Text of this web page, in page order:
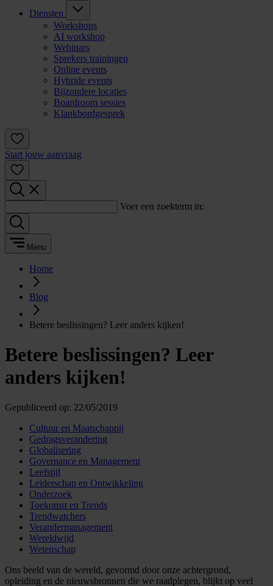
Diensten
Workshops
AI workshop
Webinars
Sprekers trainingen
Online events
Hybride events
Bijzondere locaties
Boardroom sessies
Klankbordgesprek
Start jouw aanvraag
Voer een zoekterm in:
Menu
Home
Blog
Betere beslissingen? Leer anders kijken!
Betere beslissingen? Leer
anders kijken!
Gepubliceerd op: 22/05/2019
Cultuur en Maatschappij
Gedragsverandering
Globalisering
Governance en Management
Leefstijl
Leiderschap en Ontwikkeling
Onderzoek
Toekomst en Trends
Trendwatchers
Verandermanagement
Wereldwijd
Wetenschap
Ons beeld van de wereld, gevormd door onze achtergrond,
opleiding en de nieuwsbronnen die we raadplegen, blijkt op veel